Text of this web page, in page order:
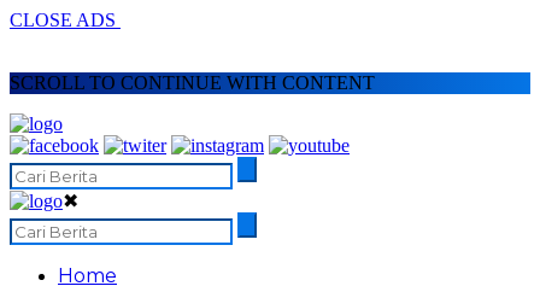
CLOSE ADS
SCROLL TO CONTINUE WITH CONTENT
✖
Home